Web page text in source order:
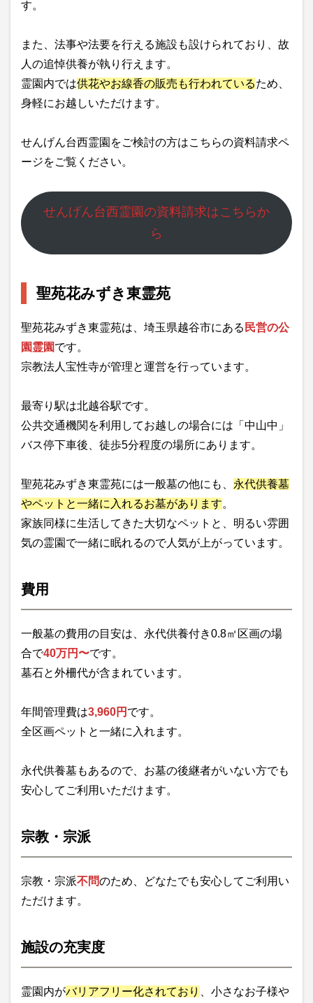
す。
また、法事や法要を行える施設も設けられており、故
人の追悼供養が執り行えます。
霊園内では供花やお線香の販売も行われているため、
身軽にお越しいただけます。
せんげん台西霊園をご検討の方はこちらの資料請求ペ
ージをご覧ください。
せんげん台西霊園の資料請求はこちらか
ら
聖苑花みずき東霊苑
聖苑花みずき東霊苑は、埼玉県越谷市にある 民営の公
園霊園です。
宗教法人宝性寺が管理と運営を行っています。
最寄り駅は北越谷駅です。
公共交通機関を利用してお越しの場合には「中山中」
バス停下車後、徒歩5分程度の場所にあります。
聖苑花みずき東霊苑には一般墓の他にも、 永代供養墓
やペットと一緒に入れるお墓があります。
家族同様に生活してきた大切なペットと、明るい雰囲
気の霊園で一緒に眠れるので人気が上がっています。
費用
一般墓の費用の目安は、永代供養付き0.8㎡区画の場
合で40万円〜です。
墓石と外柵代が含まれています。
年間管理費は3,960円 です。
全区画ペットと一緒に入れます。
永代供養墓もあるので、お墓の後継者がいない方でも
安心してご利用いただけます。
宗教・宗派
宗教・宗派不問のため、どなたでも安心してご利用い
ただけます。
施設の充実度
霊園内がバリアフリー化されており
、小さなお子様や